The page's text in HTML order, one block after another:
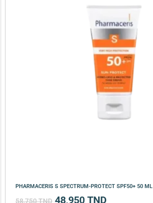
PHARMACERIS S SPECTRUM-PROTECT SPF50+ 50 ML
58,750TND 48,950 TND